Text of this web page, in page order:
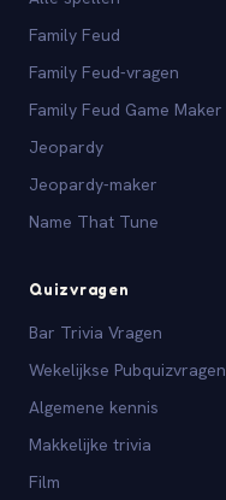
Family Feud
Family Feud-vragen
Family Feud Game Maker
Jeopardy
Jeopardy-maker
Name That Tune
Quizvragen
Bar Trivia Vragen
Wekelijkse Pubquizvragen
Algemene kennis
Makkelijke trivia
Film